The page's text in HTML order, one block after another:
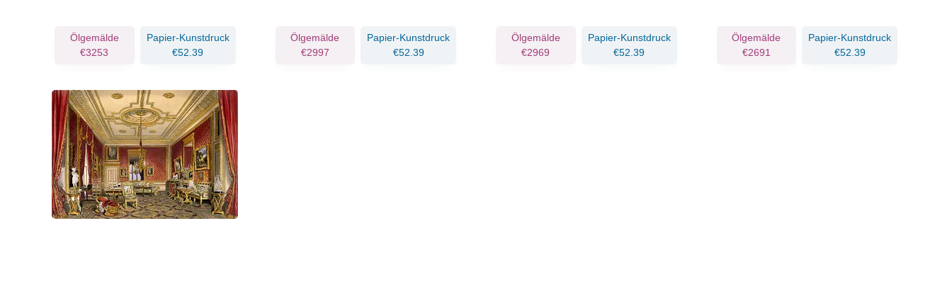
Ölgemälde
€3253
Papier-Kunstdruck
€52.39
Ölgemälde
€2997
Papier-Kunstdruck
€52.39
Ölgemälde
€2969
Papier-Kunstdruck
€52.39
Ölgemälde
€2691
Papier-Kunstdruck
€52.39